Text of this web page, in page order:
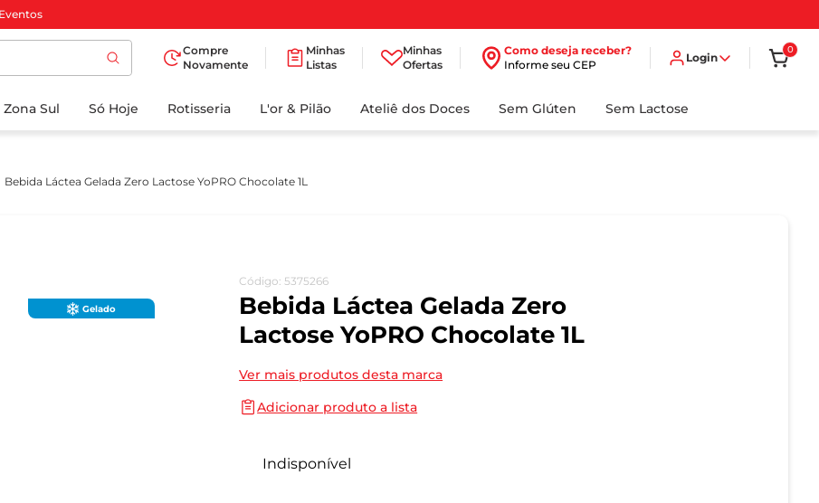
Eventos
Compre
Novamente
Minhas
Listas
Minhas
Ofertas
Como deseja receber?
Informe seu CEP
Login
0
Sul Só Hoje Rotisseria L'or & Pilão Ateliê dos Doces Sem Glúten Sem Lactose
Bebida Láctea Gelada Zero Lactose YoPRO Chocolate 1L
Gelado
Código: 5375266
Bebida Láctea Gelada Zero
Lactose YoPRO Chocolate 1L
Ver mais produtos desta marca
Adicionar produto a lista
Indisponível
BUSCADOS
6